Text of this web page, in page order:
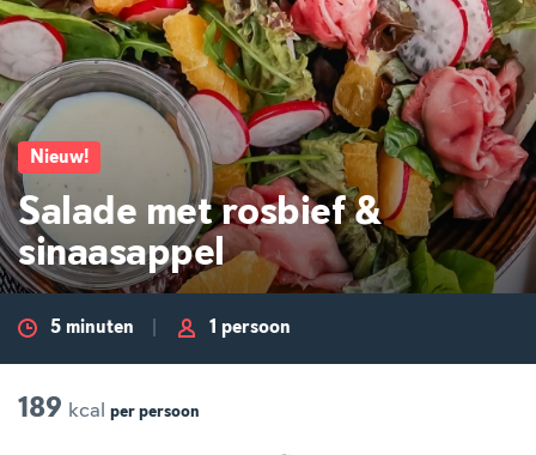
Nieuw!
Salade met rosbief &
sinaasappel
5 minuten 1 persoon
189 kcal per persoon